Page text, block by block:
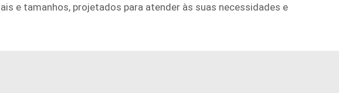
e tamanhos, projetados para atender às suas necessidades e